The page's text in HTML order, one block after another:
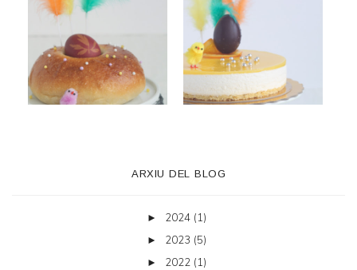
ARXIU DEL BLOG
► 2024 (1)
► 2023 (5)
► 2022 (1)